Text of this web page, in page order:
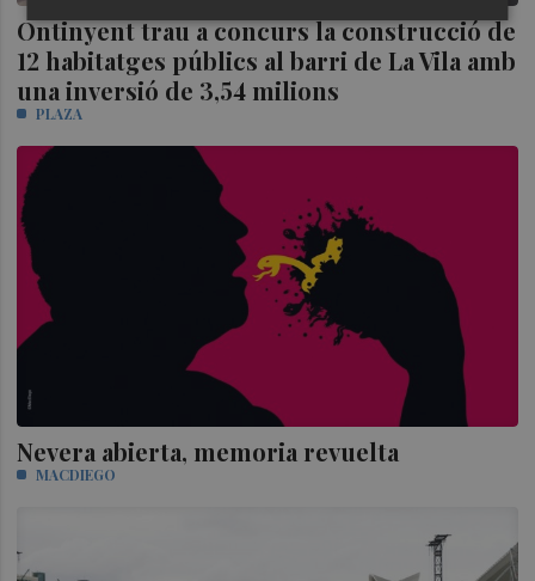
Ontinyent trau a concurs la construcció de
12 habitatges públics al barri de La Vila amb
una inversió de 3,54 milions
PLAZA
Nevera abierta, memoria revuelta
MACDIEGO